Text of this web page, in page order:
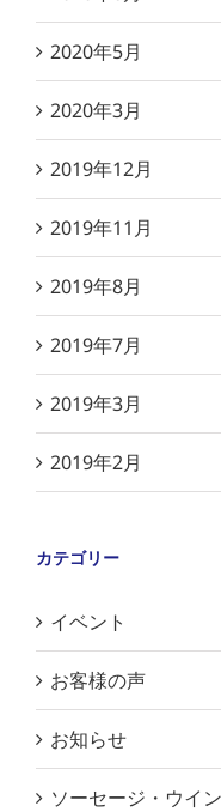
2020年5月
2020年3月
2019年12月
2019年11月
2019年8月
2019年7月
2019年3月
2019年2月
カテゴリー
イベント
お客様の声
お知らせ
ソーセージ・ウイ